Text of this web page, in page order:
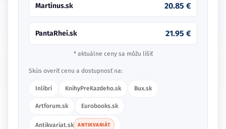
Martinus.sk 20.85 €
PantaRhei.sk 21.95 €
* aktuálne ceny sa môžu líšiť
Skús overiť cenu a dostupnosť na:
Inlibri KnihyPreKazdeho.sk Bux.sk
Artforum.sk Eurobooks.sk
Antikvariat.sk ANTIKVARIÁT